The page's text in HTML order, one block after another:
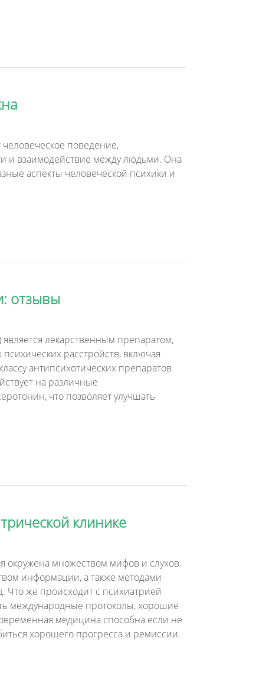
человеческое поведение,
и взаимодействие между людьми. Она
аспекты человеческой психики и
отзывы
лекарственным препаратом,
расстройств, включая
антипсихотических препаратов
на различные
что позволяет улучшать
клинике
окружена множеством мифов и слухов.
информации, а также методами
Что же происходит с психиатрией
международные протоколы, хорошие
медицина способна если не
хорошего прогресса и ремиссии.